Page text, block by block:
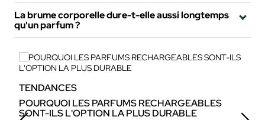
La brume corporelle dure-t-elle aussi longtemps
qu'un parfum ?
TENDANCES
POURQUOI LES PARFUMS RECHARGEABLES
SONT-ILS L'OPTION LA PLUS DURABLE